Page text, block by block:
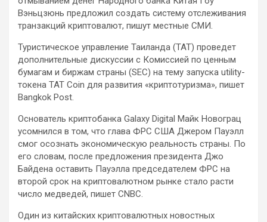
Вэньцзюнь предложил создать систему отслеживания
транзакций криптовалют, пишут местные СМИ.
Туристическое управление Таиланда (TAT) проведет
дополнительные дискуссии с Комиссией по ценным
бумагам и биржам страны (SEC) на тему запуска utility-
токена TAT Coin для развития «криптотуризма», пишет
Bangkok Post.
Основатель криптобанка Galaxy Digital Майк Новограц
усомнился в том, что глава ФРС США Джером Пауэлл
смог осознать экономическую реальность страны. По
его словам, после предложения президента Джо
Байдена оставить Пауэлла председателем ФРС на
второй срок на криптовалютном рынке стало расти
число медведей, пишет CNBC.
Один из китайских криптовалютных новостных